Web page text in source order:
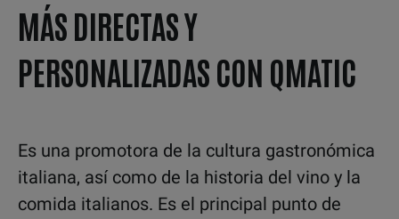
MÁS DIRECTAS Y
PERSONALIZADAS CON QMATIC
Es una promotora de la cultura gastronómica
italiana, así como de la historia del vino y la
comida italianos. Es el principal punto de